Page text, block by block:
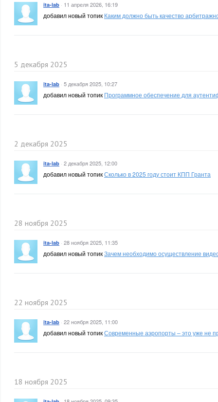
ita-lab · 11 апреля 2026, 16:19
добавил новый топик Каким должно быть качество
5 декабря 2025
ita-lab · 5 декабря 2025, 10:27
добавил новый топик Программное обеспечение для
2 декабря 2025
ita-lab · 2 декабря 2025, 12:00
добавил новый топикСколько в 2025 году стоит КПП Гранта
28 ноября 2025
ita-lab · 28 ноября 2025, 11:35
добавил новый топикЗачем необходимо осуществление
22 ноября 2025
ita-lab · 22 ноября 2025, 11:00
добавил новый топикСовременные аэропорты – это уже не
18 ноября 2025